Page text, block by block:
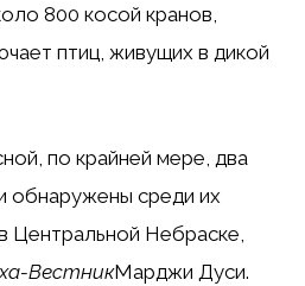
800 косой кранов,
птиц, живущих в дикой
по крайней мере, два
обнаружены среди их
Центральной Небраске,
-ВестникМарджи Дуси.